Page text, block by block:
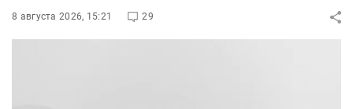
8 августа 2026, 15:21 29